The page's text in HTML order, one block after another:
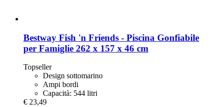
Bestway Fish 'n Friends -​ Piscina Gonfiabile
per Famiglie 262 x 157 x 46 cm
Topseller
Design sottomarino
Ampi bordi
Capacità: 544 litri
€ 23,49